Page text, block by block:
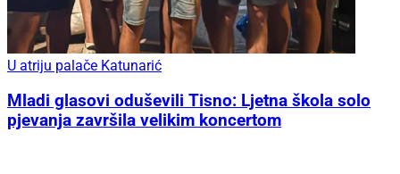
U atriju palače Katunarić
Mladi glasovi oduševili Tisno: Ljetna škola solo
pjevanja završila velikim koncertom